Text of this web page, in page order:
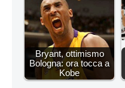
Bryant, ottimismo
Bologna: ora tocca a
Kobe